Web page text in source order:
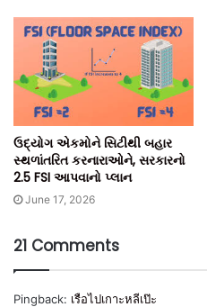
ઉદ્યોગ એકમોને સિટીથી બહાર
સ્થળાંતરિત કરનારાઓને, સરકારનો
2.5 FSI આપવાનો પ્લાન
June 17, 2026
21 Comments
Pingback: เรือไปเกาะหลีเป๊ะ